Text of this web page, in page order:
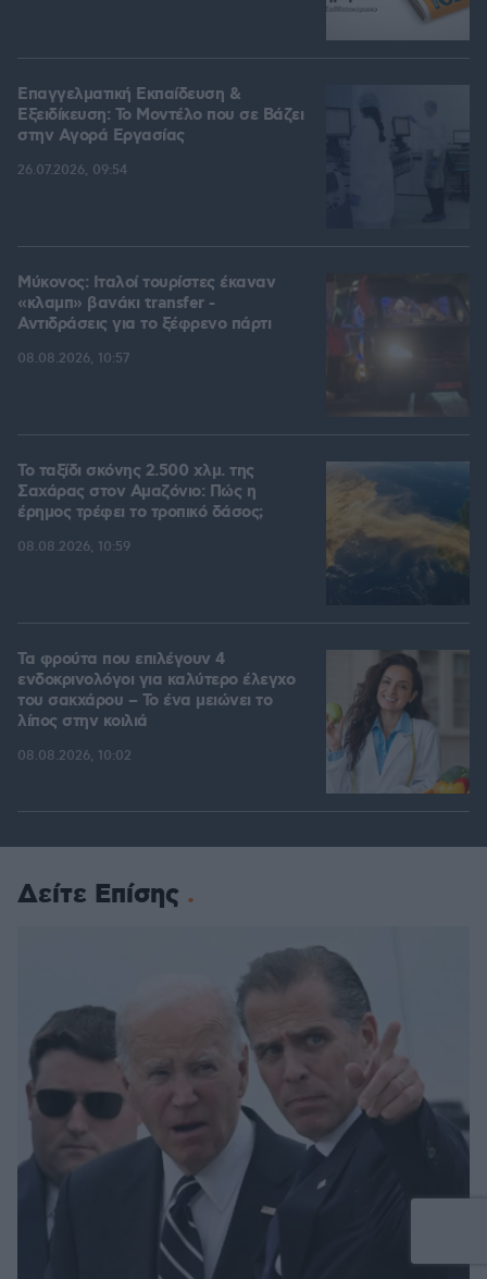
Επαγγελματική Εκπαίδευση &
Εξειδίκευση: Το Mοντέλο που σε Bάζει
στην Aγορά Eργασίας
26.07.2026, 09:54
Μύκονος: Ιταλοί τουρίστες έκαναν
«κλαμπ» βανάκι transfer -
Αντιδράσεις για το ξέφρενο πάρτι
08.08.2026, 10:57
Το ταξίδι σκόνης 2.500 χλμ. της
Σαχάρας στον Αμαζόνιο: Πώς η
έρημος τρέφει το τροπικό δάσος;
08.08.2026, 10:59
Τα φρούτα που επιλέγουν 4
ενδοκρινολόγοι για καλύτερο έλεγχο
του σακχάρου – Το ένα μειώνει το
λίπος στην κοιλιά
08.08.2026, 10:02
Δείτε Επίσης